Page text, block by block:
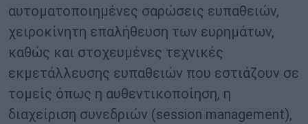
αυτοματοποιημένες σαρώσεις ευπαθειών,
χειροκίνητη επαλήθευση των ευρημάτων,
καθώς και στοχευμένες τεχνικές
εκμετάλλευσης ευπαθειών που εστιάζουν σε
τομείς όπως η αυθεντικοποίηση, η
διαχείριση συνεδριών (session management),